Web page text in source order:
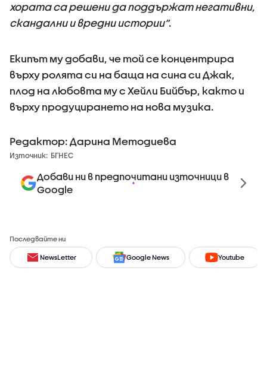
хората са решени да поддържат негативни,
скандални и вредни истории“.
Екипът му добави, че той се концентрира
върху ролята си на баща на сина си Джак,
плод на любовта му с Хейли Бийбър, както и
върху продуцирането на нова музика.
Редактор: Дарина Методиева
Източник: БГНЕС
Добави ни в предпочитани източници в
Google
Последвайте ни
NewsLetter Google News Youtube